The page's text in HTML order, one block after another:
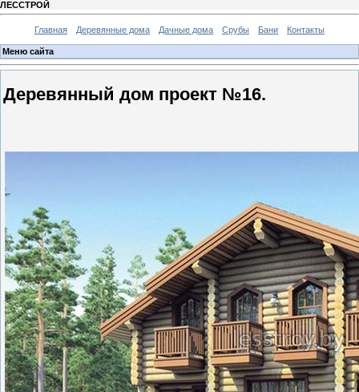
ЛЕССТРОЙ
Главная Деревянные дома Дачные дома Срубы Бани Контакты
Меню сайта
Деревянный дом проект №16.